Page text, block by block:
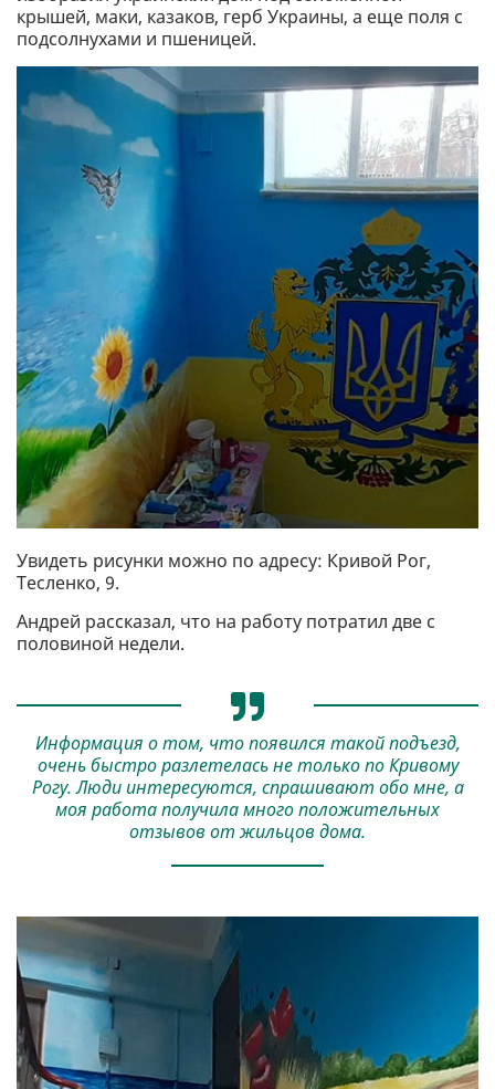
крышей, маки, казаков, герб Украины, а еще поля с
подсолнухами и пшеницей.
Увидеть рисунки можно по адресу: Кривой Рог,
Тесленко, 9.
Андрей рассказал, что на работу потратил две с
половиной недели.
Информация о том, что появился такой подъезд,
очень быстро разлетелась не только по Кривому
Рогу. Люди интересуются, спрашивают обо мне, а
моя работа получила много положительных
отзывов от жильцов дома.